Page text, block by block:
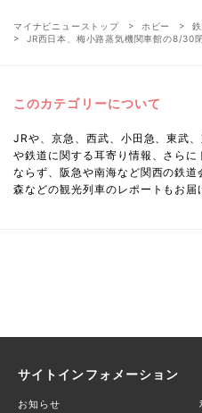
マイナビニューストップ ホビー
JR西日本、梅小路蒸気機関車館の8/30
このカテゴリーについて
JRや、京急、西武、小田急、東武
や鉄道に関する耳寄り情報、さら
ならず、阪急や南海など関西の鉄
森などの観光列車のレポートもお届
サイトインフォメーション
お知らせ